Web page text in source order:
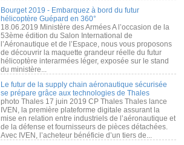
Bourget 2019 - Embarquez à bord du futur
hélicoptère Guépard en 360°
18.06.2019 Ministère des Armées A l’occasion de la
53ème édition du Salon International de
l’Aéronautique et de l’Espace, nous vous proposons
de découvrir la maquette grandeur réelle du futur
hélicoptère interarmées léger, exposée sur le stand
du ministère...
Le futur de la supply chain aéronautique sécurisée
se prépare grâce aux technologies de Thales
photo Thales 17 juin 2019 CP Thales Thales lance
IVEN, la première plateforme digitale assurant la
mise en relation entre industriels de l’aéronautique et
de la défense et fournisseurs de pièces détachées.
Avec IVEN, l’acheteur bénéficie d’un tiers de...